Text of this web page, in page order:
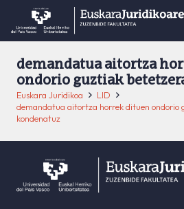
demandatua aitortza
ondorio guztiak
Euskara Juridikoa
LID
demandatua aitortza horrek dituen ondorio
kondenatuz